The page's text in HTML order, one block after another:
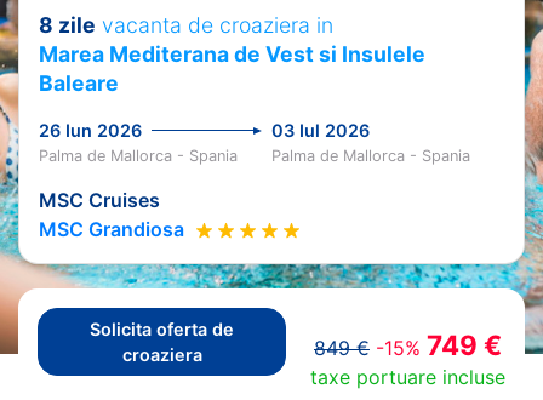
8 zile vacanta de croaziera in
Marea Mediterana de Vest si Insulele
Baleare
26 Iun 2026 03 Iul 2026
Palma de Mallorca - Spania Palma de Mallorca - Spania
MSC Cruises
MSC Grandiosa
Solicita oferta de
croaziera
849 € -15% 749 €
taxe portuare incluse